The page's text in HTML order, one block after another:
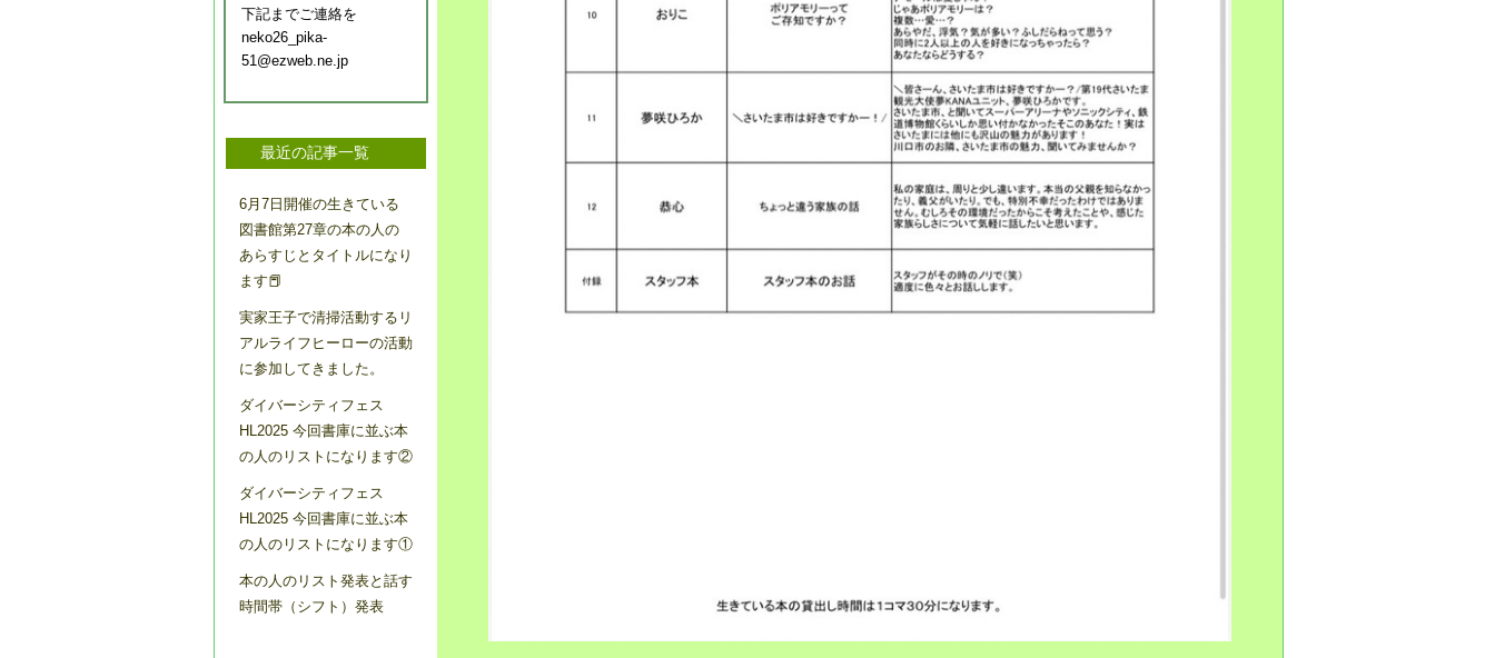
下記までご連絡を
neko26_pika-
51@ezweb.ne.jp
最近の記事一覧
6月7日開催の生きている
図書館第27章の本の人の
あらすじとタイトルになり
ます📕
実家王子で清掃活動するリ
アルライフヒーローの活動
に参加してきました。
ダイバーシティフェス
HL2025 今回書庫に並ぶ本
の人のリストになります②
ダイバーシティフェス
HL2025 今回書庫に並ぶ本
の人のリストになります①
本の人のリスト発表と話す
時間帯（シフト）発表